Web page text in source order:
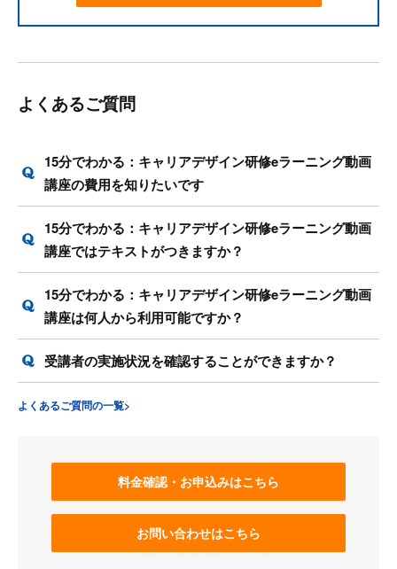
よくあるご質問
15分でわかる：キャリアデザイン研修eラーニング動画
講座の費用を知りたいです
15分でわかる：キャリアデザイン研修eラーニング動画
講座ではテキストがつきますか？
15分でわかる：キャリアデザイン研修eラーニング動画
講座は何人から利用可能ですか？
受講者の実施状況を確認することができますか？
よくあるご質問の一覧>
料金確認・お申込みはこちら
お問い合わせはこちら